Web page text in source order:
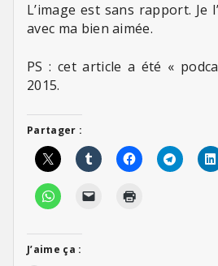
L’image est sans rapport. Je
avec ma bien aimée.
PS : cet article a été «
2015.
Partager :
J’aime ça :